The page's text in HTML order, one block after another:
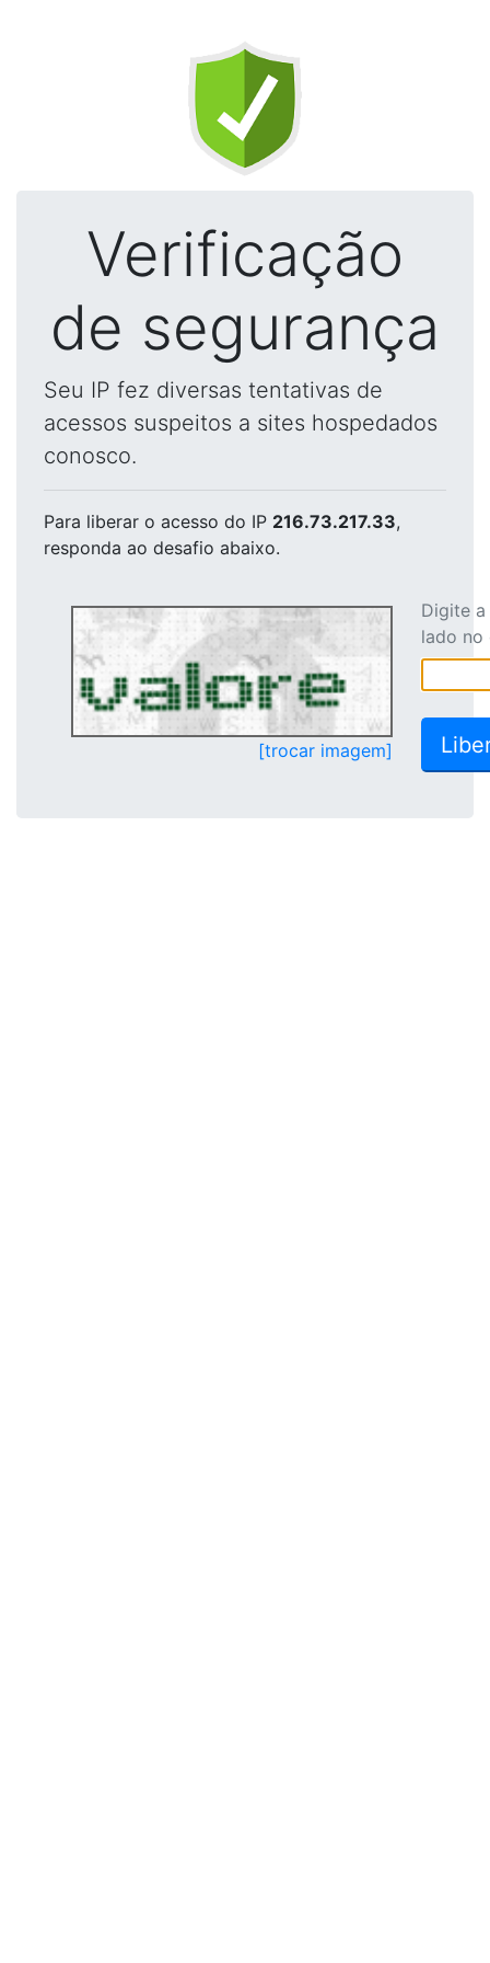
Verificação
de segurança
Seu IP fez diversas tentativas de
acessos suspeitos a sites hospedados
conosco.
Para liberar o acesso do IP 216.73.217.33,
responda ao desafio abaixo.
[trocar imagem]
Digite
lado no